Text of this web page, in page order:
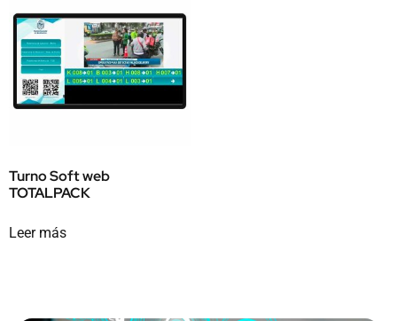
Turno Soft web
TOTALPACK
Leer más